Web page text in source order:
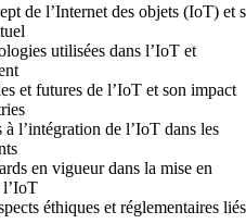
de l’Internet des objets (IoT) et
utilisées dans l’IoT et
et futures de l’IoT et son impact
l’intégration de l’IoT dans les
en vigueur dans la mise en
l’IoT
éthiques et réglementaires liés